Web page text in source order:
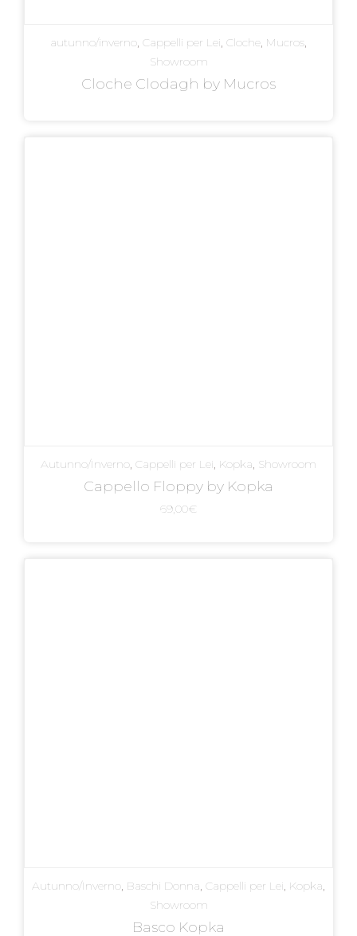
autunno/inverno, Cappelli per Lei, Cloche, Mucros,
Showroom
Cloche Clodagh by Mucros
Autunno/Inverno, Cappelli per Lei, Kopka, Showroom
Cappello Floppy by Kopka
69,00€
Autunno/Inverno, Baschi Donna, Cappelli per Lei, Kopka,
Showroom
Basco Kopka